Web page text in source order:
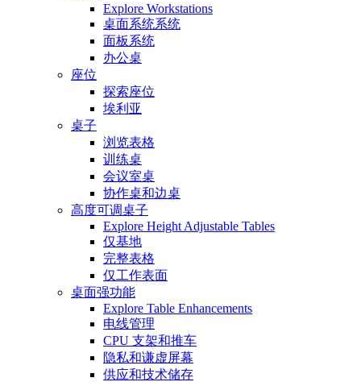
Explore Workstations
桌面系统系统
面板系统
办公桌
座位
探索座位
埃利亚
桌子
浏览表格
训练桌
会议室桌
协作桌和边桌
高度可调桌子
Explore Height Adjustable Tables
仅基地
完整表格
仅工作表面
桌面强功能
Explore Table Enhancements
电线管理
CPU 支架和推车
隐私和谦虚屏幕
供应和技术储存